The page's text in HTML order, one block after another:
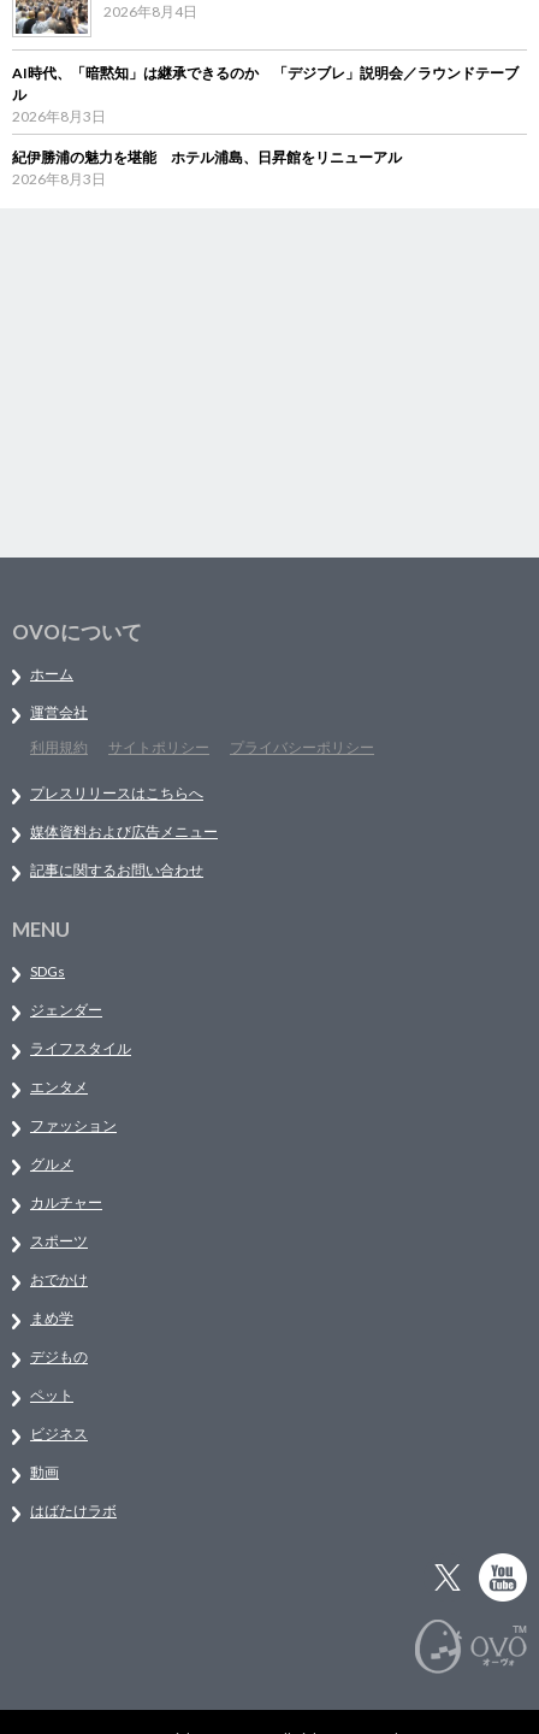
2026年8月4日
AI時代、「暗黙知」は継承できるのか 「デジブレ」説明会／ラウンドテーブ
ル
2026年8月3日
紀伊勝浦の魅力を堪能 ホテル浦島、日昇館をリニューアル
2026年8月3日
OVOについて
ホーム
運営会社
利用規約
サイトポリシー プライバシーポリシー
プレスリリースはこちらへ
媒体資料および広告メニュー
記事に関するお問い合わせ
MENU
SDGs
ジェンダー
ライフスタイル
エンタメ
ファッション
グルメ
カルチャー
スポーツ
おでかけ
まめ学
デジもの
ペット
ビジネス
動画
はばたけラボ